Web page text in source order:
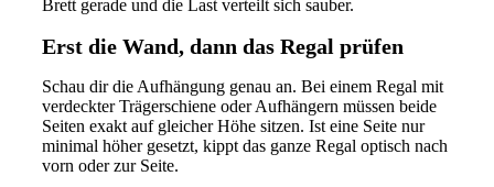
Brett gerade und die Last verteilt sich sauber.
Erst die Wand, dann das Regal prüfen
Schau dir die Aufhängung genau an. Bei einem Regal mit
verdeckter Trägerschiene oder Aufhängern müssen beide
Seiten exakt auf gleicher Höhe sitzen. Ist eine Seite nur
minimal höher gesetzt, kippt das ganze Regal optisch nach
vorn oder zur Seite.